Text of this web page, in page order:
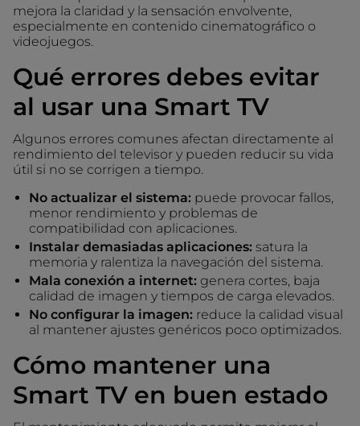
mejora la claridad y la sensación envolvente,
especialmente en contenido cinematográfico o
videojuegos.
Qué errores debes evitar
al usar una Smart TV
Algunos errores comunes afectan directamente al
rendimiento del televisor y pueden reducir su vida
útil si no se corrigen a tiempo.
No actualizar el sistema: puede provocar fallos,
menor rendimiento y problemas de
compatibilidad con aplicaciones.
Instalar demasiadas aplicaciones: satura la
memoria y ralentiza la navegación del sistema.
Mala conexión a internet: genera cortes, baja
calidad de imagen y tiempos de carga elevados.
No configurar la imagen: reduce la calidad visual
al mantener ajustes genéricos poco optimizados.
Cómo mantener una
Smart TV en buen estado